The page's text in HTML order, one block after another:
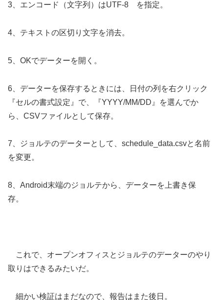
3、エンコード（文字列）はUTF-8 を指定。
4、テキストの区切り文字を消去。
5、OKでデーターを開く。
6、データーを保存するときには、日付の列を右クリック
『セルの書式設定』で、『YYYY/MM/DD』を選んでか
ら、CSVファイルとして保存。
7、ジョルテのデーターとして、schedule_data.csvと名前
を変更。
8、Android末端のジョルテから、データーを上書き保
存。
これで、オープンオフィスとジョルテのデーターのやり
取りはできるみたいだ。
細かい検証はまだなので、報告はまた後日。